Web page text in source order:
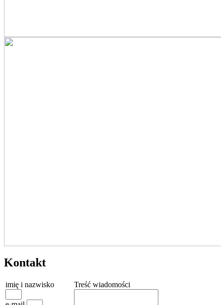
Kontakt
imię i nazwisko Treść wiadomości